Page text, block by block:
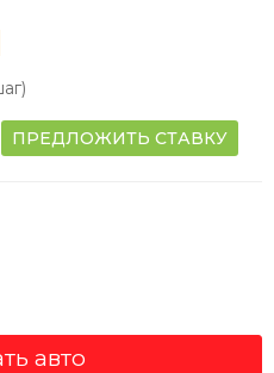
ПРЕДЛОЖИТЬ СТАВКУ
авто